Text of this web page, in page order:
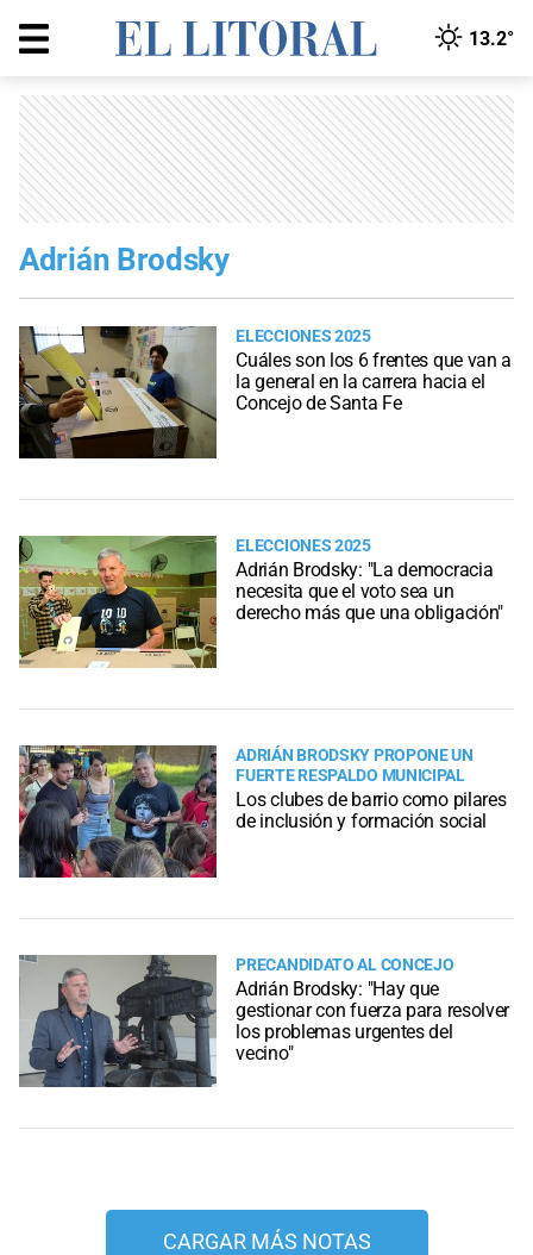
13.2°
Adrián Brodsky
ELECCIONES 2025
Cuáles son los 6 frentes que van a
la general en la carrera hacia el
Concejo de Santa Fe
ELECCIONES 2025
Adrián Brodsky: "La democracia
necesita que el voto sea un
derecho más que una obligación"
ADRIÁN BRODSKY PROPONE UN
FUERTE RESPALDO MUNICIPAL
Los clubes de barrio como pilares
de inclusión y formación social
PRECANDIDATO AL CONCEJO
Adrián Brodsky: "Hay que
gestionar con fuerza para resolver
los problemas urgentes del
vecino"
CARGAR MÁS NOTAS